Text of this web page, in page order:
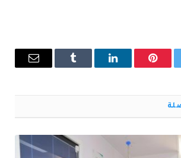
بينتيريستلينكدإن Tumblr
البريد